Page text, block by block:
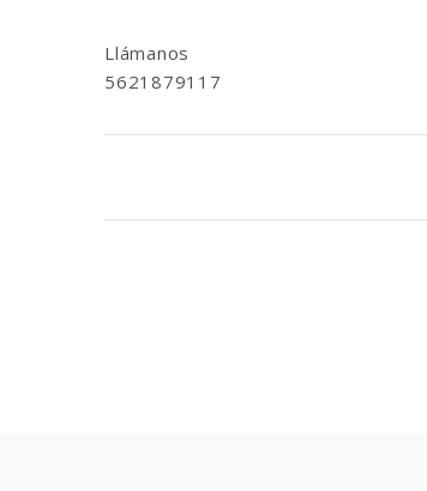
Llámanos
5621879117